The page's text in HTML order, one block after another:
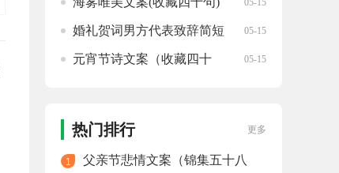
05-15
婚礼贺词男方代表致辞简短
05-15
元宵节诗文案（收藏四十
05-15
热门排行 更多
1
父亲节悲情文案（锦集五十八